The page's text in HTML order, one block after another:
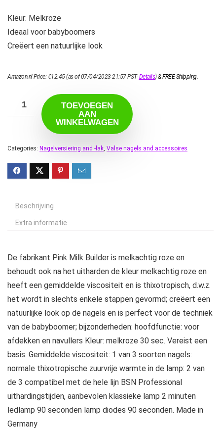
Kleur: Melkroze
Ideaal voor babyboomers
Creëert een natuurlijke look
Amazon.nl Price:€12.45(as of 07/04/2023 21:57 PST-Details)&FREE Shipping.
TOEVOEGEN
AAN
WINKELWAGEN
Categories: Nagelversiering and -lak, Valse nagels and accessoires
Beschrijving
Extra informatie
De fabrikant Pink Milk Builder is melkachtig roze en
behoudt ook na het uitharden de kleur melkachtig roze en
heeft een gemiddelde viscositeit en is thixotropisch, d.w.z.
het wordt in slechts enkele stappen gevormd; creëert een
natuurlijke look op de nagels en is perfect voor de techniek
van de babyboomer; bijzonderheden: hoofdfunctie: voor
afdekken en navullers Kleur: melkroze 30 sec. Vereist een
basis. Gemiddelde viscositeit: 1 van 3 soorten nagels:
normale thixotropische zuurvrije warmte in de lamp: 2 van
de 3 compatibel met de hele lijn BSN Professional
uithardingstijden, aanbevolen klassieke lamp 2 minuten
ledlamp 90 seconden lamp diodes 90 seconden. Made in
Germany